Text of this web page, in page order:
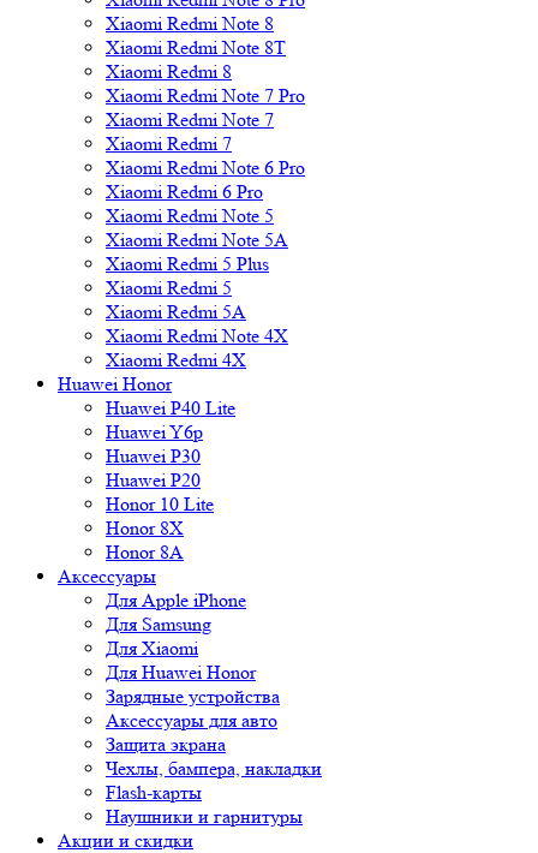
Xiaomi Redmi Note 8
Xiaomi Redmi Note 8T
Xiaomi Redmi 8
Xiaomi Redmi Note 7 Pro
Xiaomi Redmi Note 7
Xiaomi Redmi 7
Xiaomi Redmi Note 6 Pro
Xiaomi Redmi 6 Pro
Xiaomi Redmi Note 5
Xiaomi Redmi Note 5A
Xiaomi Redmi 5 Plus
Xiaomi Redmi 5
Xiaomi Redmi 5A
Xiaomi Redmi Note 4X
Xiaomi Redmi 4X
Huawei Honor
Huawei P40 Lite
Huawei Y6p
Huawei P30
Huawei P20
Honor 10 Lite
Honor 8X
Honor 8A
Аксессуары
Для Apple iPhone
Для Samsung
Для Xiaomi
Для Huawei Honor
Зарядные устройства
Аксессуары для авто
Защита экрана
Чехлы, бампера, накладки
Flash-карты
Наушники и гарнитуры
Акции и скидки